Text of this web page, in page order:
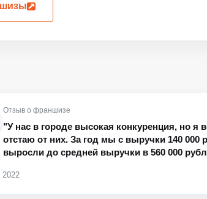
Отзыв о франшизе
"У нас в городе высокая конкуренция, но я
отстаю от них. За год мы с выручки 140 000
выросли до средней выручки в 560 000
2022